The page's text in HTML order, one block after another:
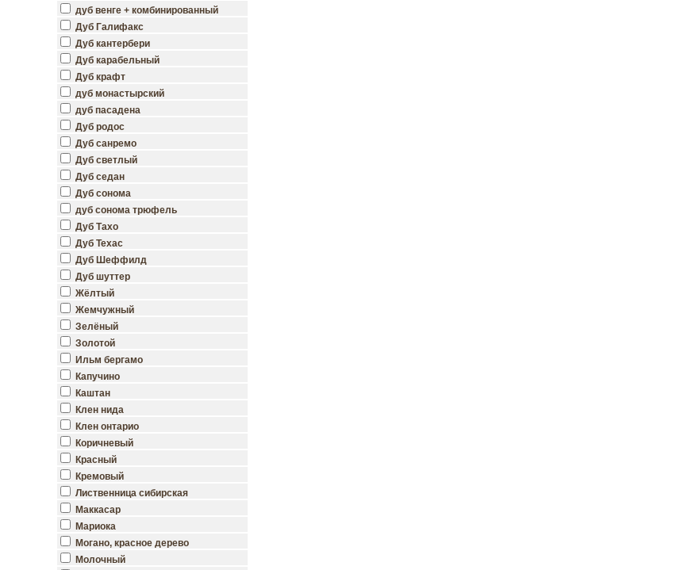
дуб венге + комбинированный
Дуб Галифакс
Дуб кантербери
Дуб карабельный
Дуб крафт
дуб монастырский
дуб пасадена
Дуб родос
Дуб санремо
Дуб светлый
Дуб седан
Дуб сонома
дуб сонома трюфель
Дуб Тахо
Дуб Техас
Дуб Шеффилд
Дуб шуттер
Жёлтый
Жемчужный
Зелёный
Золотой
Ильм бергамо
Капучино
Каштан
Клен нида
Клен онтарио
Коричневый
Красный
Кремовый
Лиственница сибирская
Маккасар
Мариока
Могано, красное дерево
Молочный